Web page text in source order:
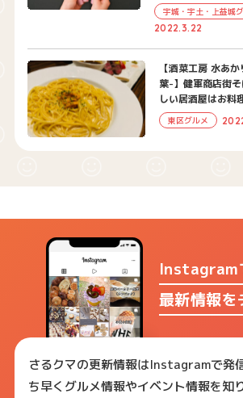
宇城・宇土・上益城
2022.3.22
【酒菜工房 水あ
葉-】健軍商店街
しい居酒屋はお料
東区グルメ
Instagram
最新情報を
さるクマの更新情報はInstagramで発
ち早くグルメ情報やイベント情報を知